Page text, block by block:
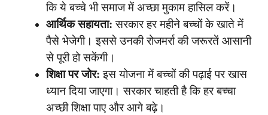
कि ये बच्चे भी समाज में अच्छा मुकाम हासिल करें।
आर्थिक सहायता: सरकार हर महीने बच्चों के खाते में
पैसे भेजेगी। इससे उनकी रोजमर्रा की जरूरतें आसानी
से पूरी हो सकेंगी।
शिक्षा पर जोर: इस योजना में बच्चों की पढ़ाई पर खास
ध्यान दिया जाएगा। सरकार चाहती है कि हर बच्चा
अच्छी शिक्षा पाए और आगे बढ़े।